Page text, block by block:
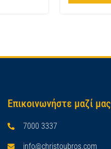
Επικοινωνήστε μαζί μας
7000 3337
info@christoubros.com